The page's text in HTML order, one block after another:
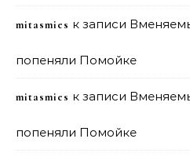
mitasmies к записи
попеняли Помойке
mitasmies к записи
попеняли Помойке